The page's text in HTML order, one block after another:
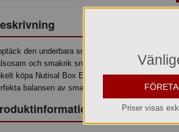
den underbara smaken av Nutisal Box
och smakrik snacksupplevelse. Vare sig
köpa Nutisal Box Enjoy Mix online hos
balansen av smak och hälsa. Beställ
Priser visas